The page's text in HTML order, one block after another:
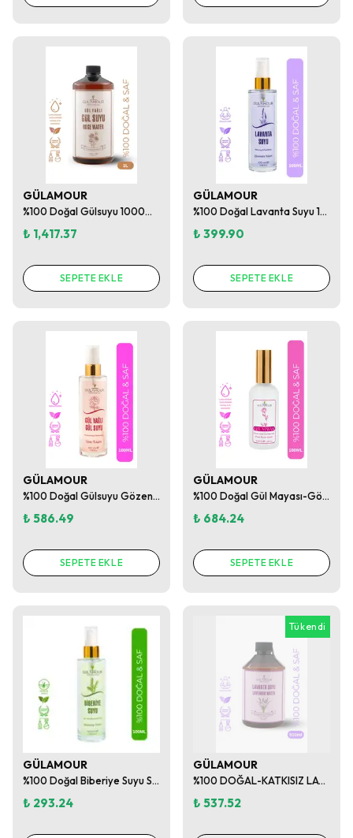
GÜLAMOUR
%100 Doğal Gülsuyu 1000ml Mega Boy Gözenek Sıkılaştırıcı / Aydınlatıcı Ve Arındırıcı Tonik
₺ 1,417.37
SEPETE EKLE
GÜLAMOUR
%100 Doğal Lavanta Suyu 100ml / Rahatlatıcı / Uyku Spreyi Tonik
₺ 399.90
SEPETE EKLE
GÜLAMOUR
%100 Doğal Gülsuyu Gözenek Sıkılaştırıcı / Aydınlatıcı Ve Arındırıcı Tonik (100ML CAM SPREY ŞİŞE)
₺ 586.49
SEPETE EKLE
GÜLAMOUR
%100 Doğal Gül Mayası-Gözenek Sıkılaştırıcı-Aydınlatıcı ve Arındırıcı Tonik 100ml
₺ 684.24
SEPETE EKLE
GÜLAMOUR
%100 Doğal Biberiye Suyu Saç ve Cilt İçin Tonik 100ml
₺ 293.24
Tükendi
GÜLAMOUR
%100 DOĞAL-KATKISIZ LAVANTA SUYU TONİK 500ML
₺ 537.52